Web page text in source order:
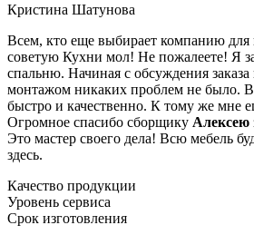
Кристина Шатунова
Всем, кто еще выбирает компанию для
советую Кухни мол! Не пожалеете! Я
спальню. Начиная с обсуждения заказа
монтажом никаких проблем не было.
быстро и качественно. К тому же мне
Огромное спасибо сборщику Алексею
Это мастер своего дела! Всю мебель
здесь.
Качество продукции
Уровень сервиса
Срок изготовления